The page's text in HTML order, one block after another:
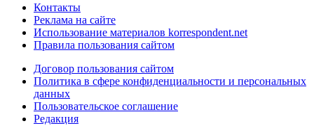
Контакты
Реклама на сайте
Использование материалов korrespondent.net
Правила пользования сайтом
Договор пользования сайтом
Политика в сфере конфиденциальности и персональных
данных
Пользовательское соглашение
Редакция